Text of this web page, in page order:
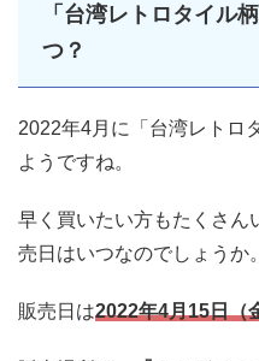
「台湾レトロタイル
つ？
2022年4月に「台湾レトロ
ようですね。
早く買いたい方もたくさん
売日はいつなのでしょうか。
販売日は2022年4月15日（